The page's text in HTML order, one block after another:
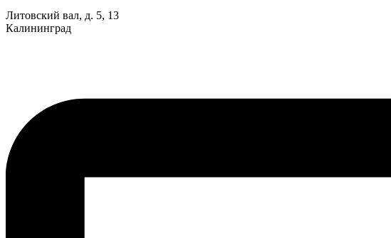
Литовский вал, д. 5, 13
Калининград